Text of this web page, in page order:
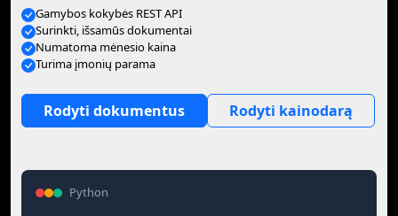
Gamybos kokybės REST API
Surinkti, išsamūs dokumentai
Numatoma mėnesio kaina
Turima įmonių parama
Rodyti dokumentus Rodyti kainodarą
Python